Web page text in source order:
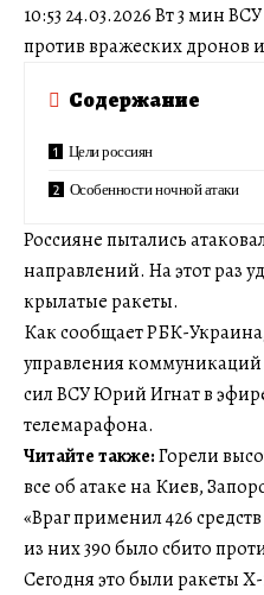
10:53 24.03.2026 Вт 3 мин
против вражеских дронов
Содержание
Цели россиян
Особенности ночной атаки
Россияне пытались
направлений. На этот раз
крылатые ракеты.
Как сообщает РБК-
управления
сил ВСУ Юрий Игнат в
телемарафона.
Читайте также:Горели
все об атаке на Киев,
«Враг применил 426
из них 390 было сбито
Сегодня это были ракеты